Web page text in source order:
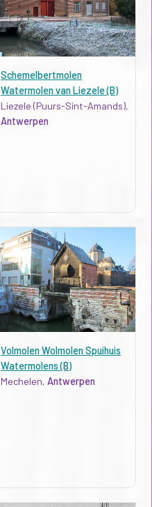
Schemelbertmolen
Watermolen van Liezele (B)
Liezele (Puurs-Sint-Amands),
Antwerpen
Volmolen Wolmolen Spuihuis
Watermolens (B)
Mechelen,Antwerpen